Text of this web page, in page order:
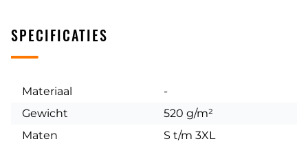
SPECIFICATIES
Materiaal
-
Gewicht
520 g/m²
Maten
S t/m 3XL